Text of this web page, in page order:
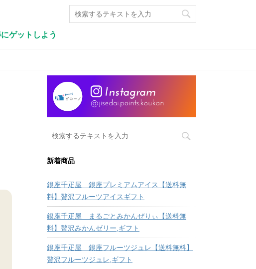
ゲットしよう
新着商品
銀座千疋屋 銀座プレミアムアイス【送料無
料】贅沢フルーツアイスギフト
銀座千疋屋 まるごとみかんぜりぃ【送料無
料】贅沢みかんゼリー,ギフト
銀座千疋屋 銀座フルーツジュレ【送料無料】
贅沢フルーツジュレ,ギフト